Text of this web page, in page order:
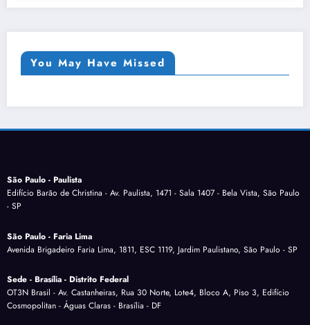
You May Have Missed
São Paulo - Paulista
Edifício Barão de Christina - Av. Paulista, 1471 - Sala 1407 - Bela Vista, São Paulo
- SP
São Paulo - Faria Lima
Avenida Brigadeiro Faria Lima, 1811, ESC 1119, Jardim Paulistano, São Paulo - SP
Sede - Brasília - Distrito Federal
OT3N Brasil - Av. Castanheiras, Rua 30 Norte, Lote4, Bloco A, Piso 3, Edifício
Cosmopolitan - Águas Claras - Brasília - DF